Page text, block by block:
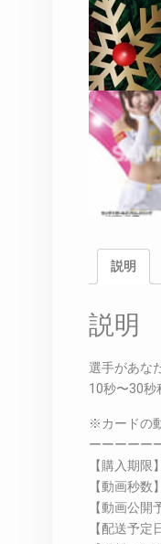
説明
説明
選手があな
10秒〜30秒
※カードの
ーーーーー
【購入期
【動画秒数
【動画公
【配送予